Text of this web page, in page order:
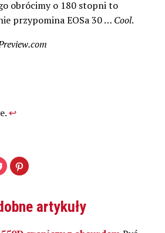
obrócimy o 180 stopni to
przypomina EOSa 30 … Cool.
↩
Kliknij
by
udostępnić
Pocket(Otwiera
się
w
Udostępniej
na
oknie)artykuły